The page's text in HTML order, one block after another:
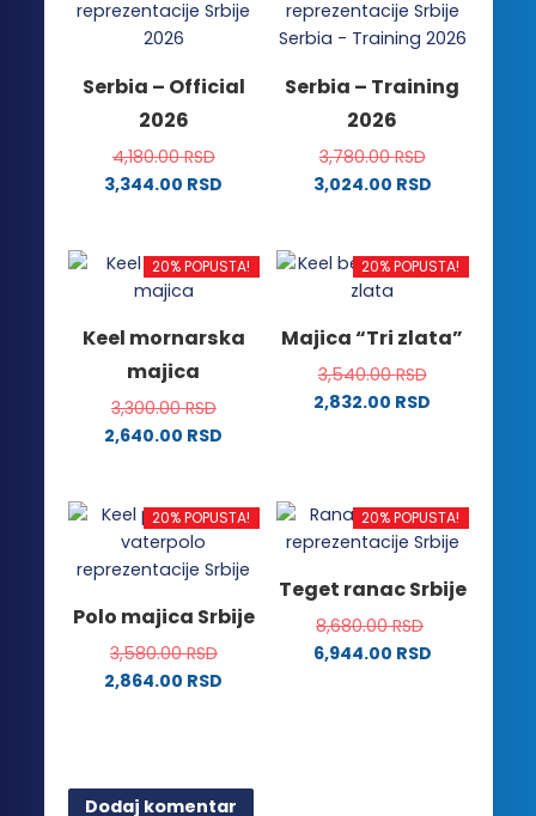
varijanti.
Opcije
biti
izabrane
na
stranici
Opcije
mogu
izabrane
na
stranici
proizvoda.
Serbia – Official
2026
4,180.00RSD
3,344.00 RSD
ima
više
Opcije
mogu
biti
izabrane
proizvoda.
Serbia – Training
2026
3,780.00RSD
3,024.00 RSD
ima
više
Opcije
mogu
biti
proizvoda.
20% POPUSTA!
Keel mornarska
majica
3,300.00RSD
2,640.00 RSD
ima
više
varijanti.
mogu
biti
izabrane
20% POPUSTA!
Majica “Tri zlata”
3,540.00RSD
2,832.00 RSD
više
varijanti.
mogu
biti
izabrane
20% POPUSTA!
Polo majica Srbije
3,580.00RSD
2,864.00 RSD
više
20% POPUSTA!
Teget ranac Srbije
8,680.00RSD
6,944.00 RSD
Dodaj komentar